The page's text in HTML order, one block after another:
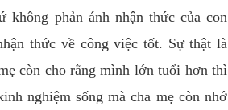
phản ánh nhận thức của con
thức về công việc tốt. Sự thật là
còn cho rằng mình lớn tuổi hơn thì
nghiệm sống mà cha mẹ còn nhớ